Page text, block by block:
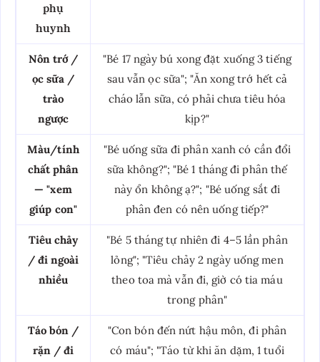
phụ
huynh
Nôn trớ /
ọc sữa /
trào
ngược
"Bé 17 ngày bú xong đặt xuống 3 tiếng
sau vẫn ọc sữa"; "Ăn xong trớ hết cả
cháo lẫn sữa, có phải chưa tiêu hóa
kịp?"
Màu/tính
chất phân
— "xem
giúp con"
"Bé uống sữa đi phân xanh có cần đổi
sữa không?"; "Bé 1 tháng đi phân thế
này ổn không ạ?"; "Bé uống sắt đi
phân đen có nên uống tiếp?"
Tiêu chảy
/ đi ngoài
nhiều
"Bé 5 tháng tự nhiên đi 4–5 lần phân
lỏng"; "Tiêu chảy 2 ngày uống men
theo toa mà vẫn đi, giờ có tia máu
trong phân"
Táo bón /
rặn / đi
"Con bón đến nứt hậu môn, đi phân
có máu"; "Táo từ khi ăn dặm, 1 tuổi